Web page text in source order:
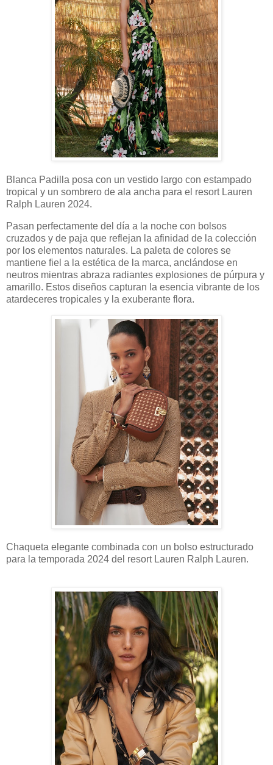
Blanca Padilla posa con un vestido largo con estampado
tropical y un sombrero de ala ancha para el resort Lauren
Ralph Lauren 2024.
Pasan perfectamente del día a la noche con bolsos
cruzados y de paja que reflejan la afinidad de la colección
por los elementos naturales. La paleta de colores se
mantiene fiel a la estética de la marca, anclándose en
neutros mientras abraza radiantes explosiones de púrpura y
amarillo. Estos diseños capturan la esencia vibrante de los
atardeceres tropicales y la exuberante flora.
Chaqueta elegante combinada con un bolso estructurado
para la temporada 2024 del resort Lauren Ralph Lauren.